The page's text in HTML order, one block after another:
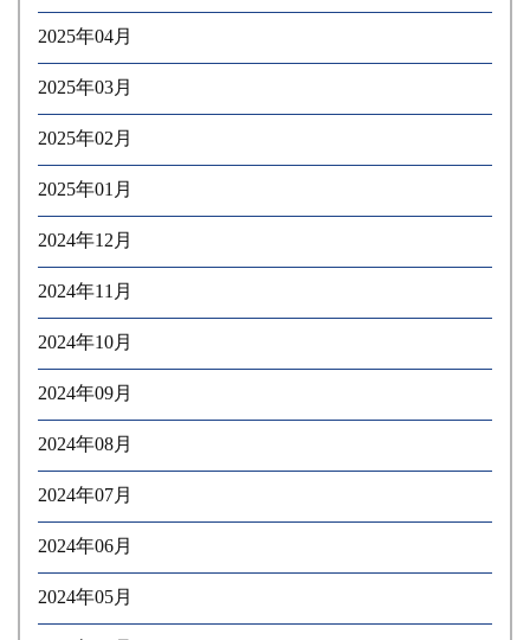
2025年04月
2025年03月
2025年02月
2025年01月
2024年12月
2024年11月
2024年10月
2024年09月
2024年08月
2024年07月
2024年06月
2024年05月